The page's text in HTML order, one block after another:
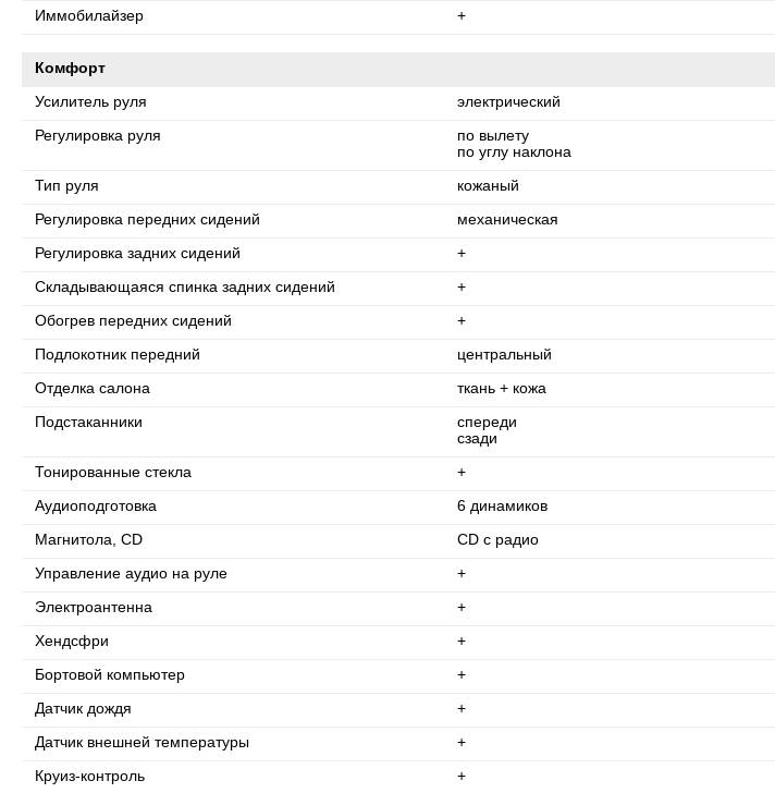
Иммобилайзер +
Комфорт
Усилитель руля электрический
Регулировка руля
по вылету
по углу наклона
Тип руля кожаный
Регулировка передних сидений механическая
Регулировка задних сидений +
Складывающаяся спинка задних сидений +
Обогрев передних сидений +
Подлокотник передний центральный
Отделка салона ткань + кожа
Подстаканники
спереди
сзади
Тонированные стекла +
Аудиоподготовка 6 динамиков
Магнитола, CD CD с радио
Управление аудио на руле +
Электроантенна +
Хендсфри +
Бортовой компьютер +
Датчик дождя +
Датчик внешней температуры +
Круиз-контроль +